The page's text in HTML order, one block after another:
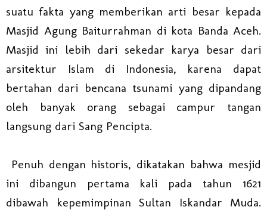
suatu fakta yang memberikan arti besar kepada
Masjid Agung Baiturrahman di kota Banda Aceh.
Masjid ini lebih dari sekedar karya besar dari
arsitektur Islam di Indonesia, karena dapat
bertahan dari bencana tsunami yang dipandang
oleh banyak orang sebagai campur tangan
langsung dari Sang Pencipta.
Penuh dengan historis, dikatakan bahwa mesjid
ini dibangun pertama kali pada tahun 1621
dibawah kepemimpinan Sultan Iskandar Muda.